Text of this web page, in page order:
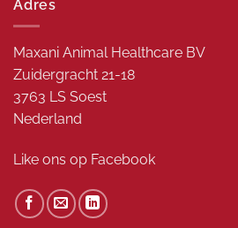
Adres
Maxani Animal Healthcare BV
Zuidergracht 21-18
3763 LS Soest
Nederland
Like ons op Facebook